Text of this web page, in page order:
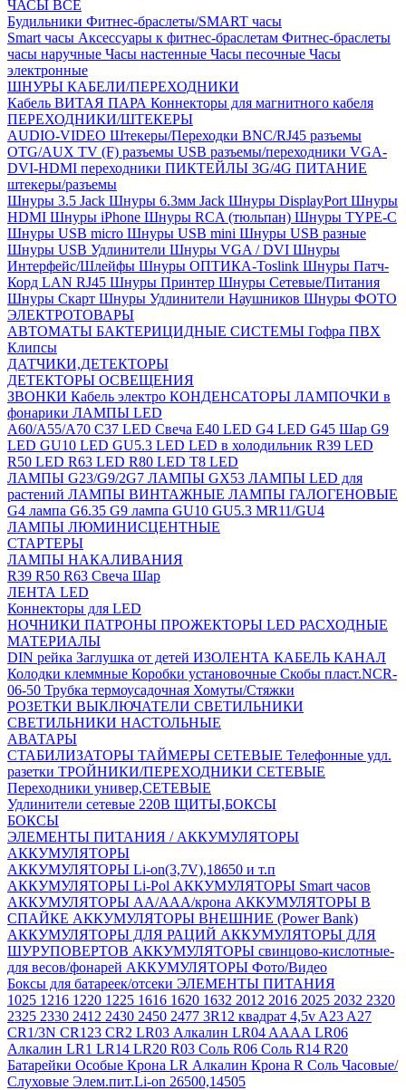
ЧАСЫ ВСЕ
Будильники Фитнес-браслеты/SMART часы
Smart часы Аксессуары к фитнес-браслетам Фитнес-браслеты
часы наручные Часы настенные Часы песочные Часы
электронные
ШНУРЫ КАБЕЛИ/ПЕРЕХОДНИКИ
Кабель ВИТАЯ ПАРА Коннекторы для магнитного кабеля
ПЕРЕХОДНИКИ/ШТЕКЕРЫ
AUDIO-VIDEO Штекеры/Переходки BNC/RJ45 разъемы
OTG/AUX TV (F) разъемы USB разъемы/переходники VGA-
DVI-HDMI переходники ПИКТЕЙЛЫ 3G/4G ПИТАНИЕ
штекеры/разъемы
Шнуры 3.5 Jack Шнуры 6.3мм Jack Шнуры DisplayPort Шнуры
HDMI Шнуры iPhone Шнуры RCA (тюльпан) Шнуры TYPE-C
Шнуры USB micro Шнуры USB mini Шнуры USB разные
Шнуры USB Удлинители Шнуры VGA / DVI Шнуры
Интерфейс/Шлейфы Шнуры ОПТИКА-Toslink Шнуры Патч-
Корд LAN RJ45 Шнуры Принтер Шнуры Сетевые/Питания
Шнуры Скарт Шнуры Удлинители Наушников Шнуры ФОТО
ЭЛЕКТРОТОВАРЫ
АВТОМАТЫ БАКТЕРИЦИДНЫЕ СИСТЕМЫ Гофра ПВХ
Клипсы
ДАТЧИКИ,ДЕТЕКТОРЫ
ДЕТЕКТОРЫ ОСВЕЩЕНИЯ
ЗВОНКИ Кабель электро КОНДЕНСАТОРЫ ЛАМПОЧКИ в
фонарики ЛАМПЫ LED
A60/A55/A70 C37 LED Свеча E40 LED G4 LED G45 Шар G9
LED GU10 LED GU5.3 LED LED в холодильник R39 LED
R50 LED R63 LED R80 LED T8 LED
ЛАМПЫ G23/G9/2G7 ЛАМПЫ GX53 ЛАМПЫ LED для
растений ЛАМПЫ ВИНТАЖНЫЕ ЛАМПЫ ГАЛОГЕНОВЫЕ
G4 лампа G6.35 G9 лампа GU10 GU5.3 MR11/GU4
ЛАМПЫ ЛЮМИНИСЦЕНТНЫЕ
СТАРТЕРЫ
ЛАМПЫ НАКАЛИВАНИЯ
R39 R50 R63 Свеча Шар
ЛЕНТА LED
Коннекторы для LED
НОЧНИКИ ПАТРОНЫ ПРОЖЕКТОРЫ LED РАСХОДНЫЕ
МАТЕРИАЛЫ
DIN рейка Заглушка от детей ИЗОЛЕНТА КАБЕЛЬ КАНАЛ
Колодки клеммные Коробки установочные Скобы пласт.NCR-
06-50 Трубка термоусадочная Хомуты/Стяжки
РОЗЕТКИ ВЫКЛЮЧАТЕЛИ СВЕТИЛЬНИКИ
СВЕТИЛЬНИКИ НАСТОЛЬНЫЕ
АВАТАРЫ
СТАБИЛИЗАТОРЫ ТАЙМЕРЫ СЕТЕВЫЕ Телефонные удл.
разетки ТРОЙНИКИ/ПЕРЕХОДНИКИ СЕТЕВЫЕ
Переходники универ,СЕТЕВЫЕ
Удлинители сетевые 220В ЩИТЫ,БОКСЫ
БОКСЫ
ЭЛЕМЕНТЫ ПИТАНИЯ / АККУМУЛЯТОРЫ
АККУМУЛЯТОРЫ
АККУМУЛЯТОРЫ Li-on(3,7V),18650 и т.п
АККУМУЛЯТОРЫ Li-Pol АККУМУЛЯТОРЫ Smart часов
АККУМУЛЯТОРЫ АА/ААА/крона АККУМУЛЯТОРЫ В
СПАЙКЕ АККУМУЛЯТОРЫ ВНЕШНИЕ (Power Bank)
АККУМУЛЯТОРЫ ДЛЯ РАЦИЙ АККУМУЛЯТОРЫ ДЛЯ
ШУРУПОВЕРТОВ АККУМУЛЯТОРЫ свинцово-кислотные-
для весов/фонарей АККУМУЛЯТОРЫ Фото/Видео
Боксы для батареек/отсеки ЭЛЕМЕНТЫ ПИТАНИЯ
1025 1216 1220 1225 1616 1620 1632 2012 2016 2025 2032 2320
2325 2330 2412 2430 2450 2477 3R12 квадрат 4,5v A23 A27
CR1/3N CR123 CR2 LR03 Алкалин LR04 AAAA LR06
Алкалин LR1 LR14 LR20 R03 Соль R06 Соль R14 R20
Батарейки Особые Крона LR Алкалин Крона R Соль Часовые/
Слуховые Элем.пит.Li-on 26500,14505